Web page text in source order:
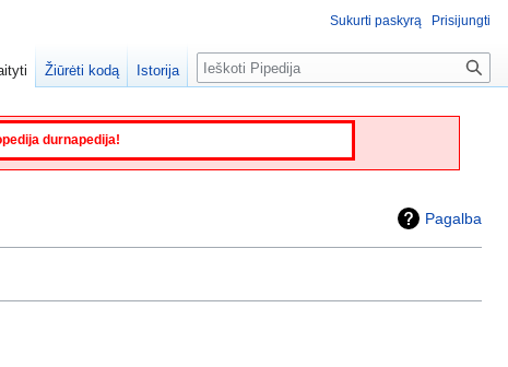
durnapedija!
Pagalba
Sukurti paskyrą Prisijungti
Žiūrėti kodą Istorija Paieška